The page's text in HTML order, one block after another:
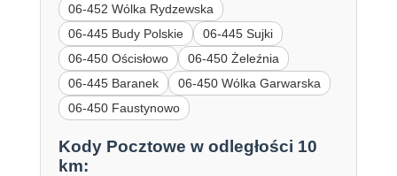
06-452 Wólka Rydzewska
06-445 Budy Polskie
06-445 Sujki
06-450 Ościsłowo
06-450 Żeleźnia
06-445 Baranek
06-450 Wólka Garwarska
06-450 Faustynowo
Kody Pocztowe w odległości 10
km: